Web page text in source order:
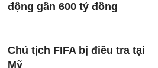
động gần 600 tỷ đồng
Chủ tịch FIFA bị điều tra tại
Mỹ